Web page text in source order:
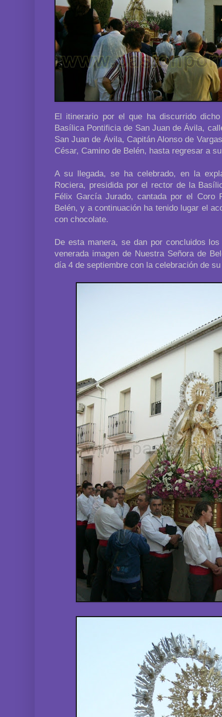
El itinerario por el que ha discurrido
Basílica Pontificia de San Juan de Ávila,
San Juan de Ávila, Capitán Alonso de
César, Camino de Belén, hasta regresar a
A su llegada, se ha celebrado, en la
Rociera, presidida por el rector de la
Félix García Jurado, cantada por el Coro
Belén, y a continuación ha tenido lugar el
con chocolate.
De esta manera, se dan por concluidos
venerada imagen de Nuestra Señora de
día 4 de septiembre con la celebración de